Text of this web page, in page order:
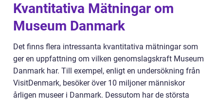
Kvantitativa Mätningar om
Museum Danmark
Det finns flera intressanta kvantitativa mätningar som
ger en uppfattning om vilken genomslagskraft Museum
Danmark har. Till exempel, enligt en undersökning från
VisitDenmark, besöker över 10 miljoner människor
årligen museer i Danmark. Dessutom har de största